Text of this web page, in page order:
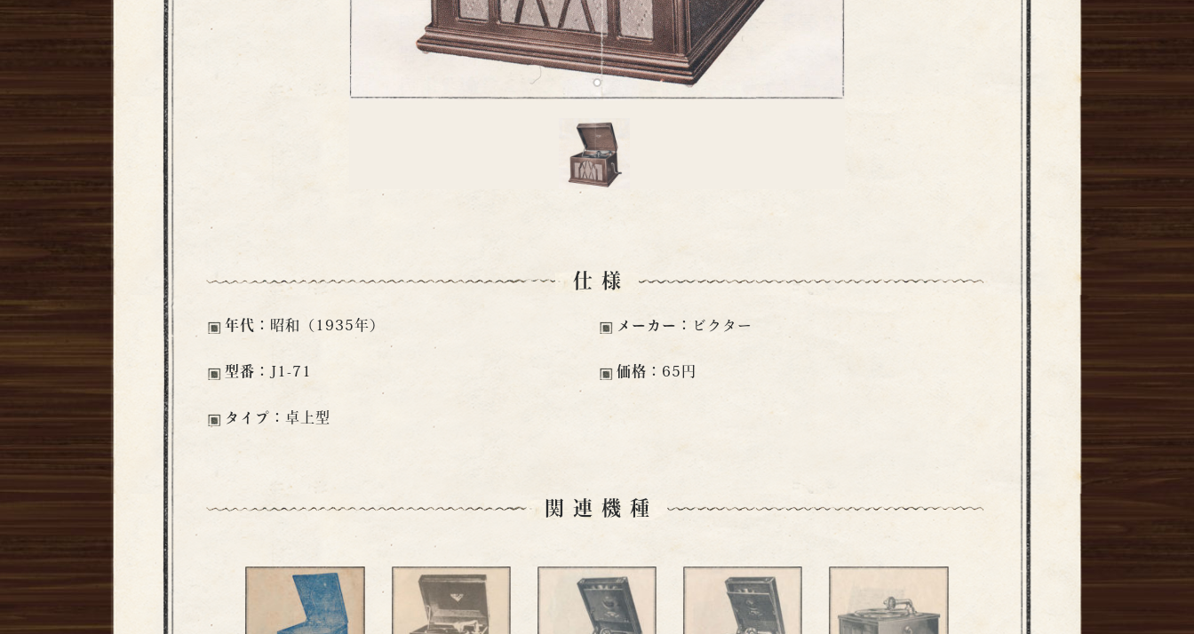
仕様
年代： 昭和（1935年） メーカー： ビクター
型番： J1-71 価格： 65円
タイプ：卓上型
関連機種